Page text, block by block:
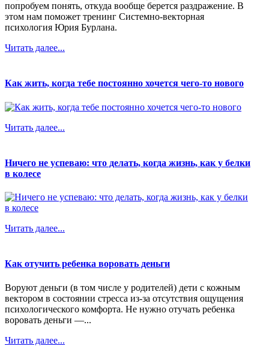
попробуем понять, откуда вообще берется раздражение. В
этом нам поможет тренинг Системно-векторная
психология Юрия Бурлана.
Читать далее...
Как жить, когда тебе постоянно хочется чего-то нового
Читать далее...
Ничего не успеваю: что делать, когда жизнь, как у белки
в колесе
Читать далее...
Как отучить ребенка воровать деньги
Воруют деньги (в том числе у родителей) дети с кожным
вектором в состоянии стресса из-за отсутствия ощущения
психологического комфорта. Не нужно отучать ребенка
воровать деньги —...
Читать далее...